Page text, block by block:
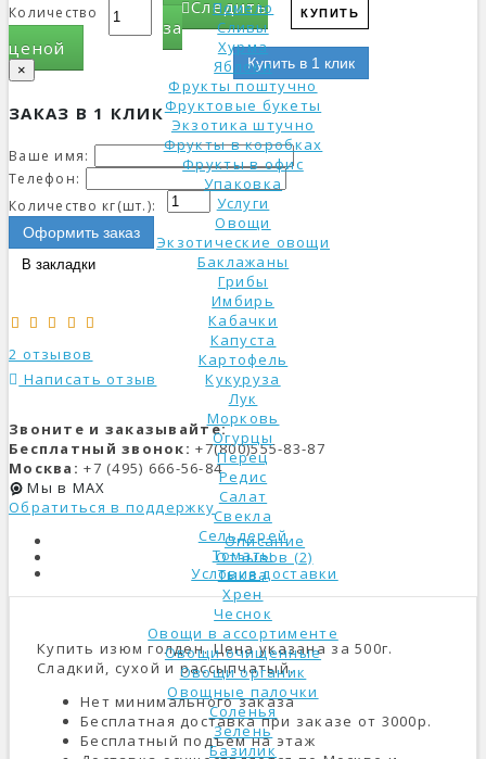
Помело
Сливы
Хурма
Яблоки
Фрукты поштучно
Фруктовые букеты
Экзотика штучно
Фрукты в коробках
Фрукты в офис
Упаковка
Услуги
Овощи
Экзотические овощи
Баклажаны
Грибы
Имбирь
Кабачки
Капуста
Картофель
Кукуруза
Лук
Морковь
Огурцы
Перец
Редис
Салат
Свекла
Сельдерей
Томаты
Тыква
Хрен
Чеснок
Овощи в ассортименте
Овощи очищенные
Овощи органик
Овощные палочки
Соленья
Зелень
Базилик
Количество КУПИТЬ
Купить в 1 клик
Следить
за
ценой
×
ЗАКАЗ В 1 КЛИК
Ваше имя:
Телефон:
Количество кг(шт.):
Оформить заказ
В закладки
2 отзывов
Написать отзыв
Звоните и заказывайте:
Бесплатный звонок: +7(800)555-83-87
Москва: +7 (495) 666-56-84
Мы в MAX
Обратиться в поддержку
Описание
Отзывов (2)
Условия доставки
Купить изюм голден. Цена указана за 500г.
Сладкий, сухой и рассыпчатый.
Нет минимального заказа
Бесплатная доставка при заказе от 3000р.
Бесплатный подъем на этаж